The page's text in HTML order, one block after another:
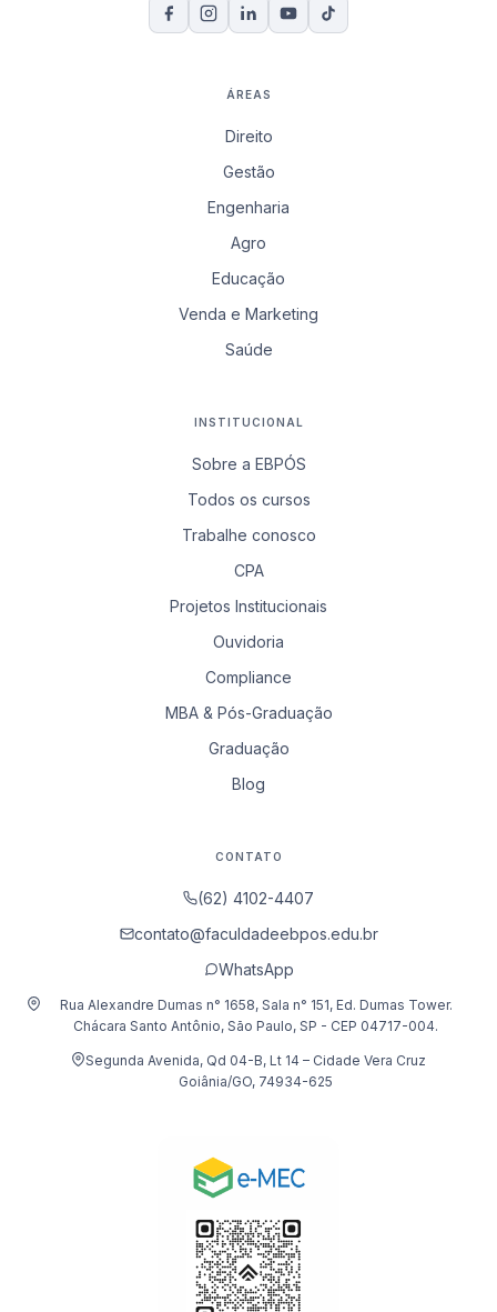
ÁREAS
Direito
Gestão
Engenharia
Agro
Educação
Venda e Marketing
Saúde
INSTITUCIONAL
Sobre a EBPÓS
Todos os cursos
Trabalhe conosco
CPA
Projetos Institucionais
Ouvidoria
Compliance
MBA & Pós-Graduação
Graduação
Blog
CONTATO
(62) 4102-4407
contato@faculdadeebpos.edu.br
WhatsApp
Rua Alexandre Dumas n° 1658, Sala n° 151, Ed. Dumas Tower.
Chácara Santo Antônio, São Paulo, SP - CEP 04717-004.
Segunda Avenida, Qd 04-B, Lt 14 – Cidade Vera Cruz
Goiânia/GO, 74934-625